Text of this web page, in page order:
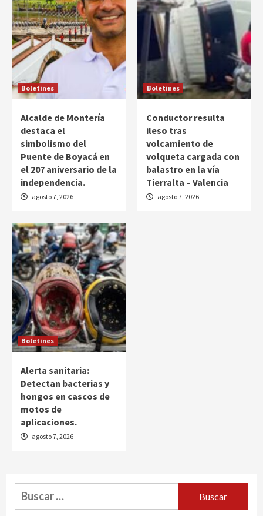
Boletines
Alcalde de Montería
destaca el
simbolismo del
Puente de Boyacá en
el 207 aniversario de la
independencia.
agosto 7, 2026
Boletines
Conductor resulta
ileso tras
volcamiento de
volqueta cargada con
balastro en la vía
Tierralta – Valencia
agosto 7, 2026
Boletines
Alerta sanitaria:
Detectan bacterias y
hongos en cascos de
motos de
aplicaciones.
agosto 7, 2026
Buscar: